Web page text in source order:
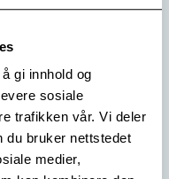
gi innhold og
sosiale
trafikken vår. Vi deler
du bruker nettstedet
medier,